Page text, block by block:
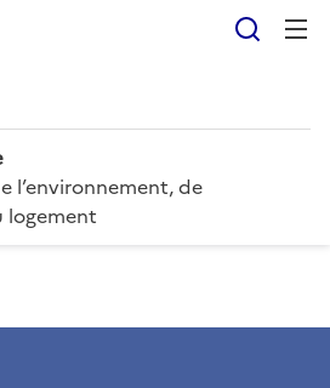
l’environnement, de
logement